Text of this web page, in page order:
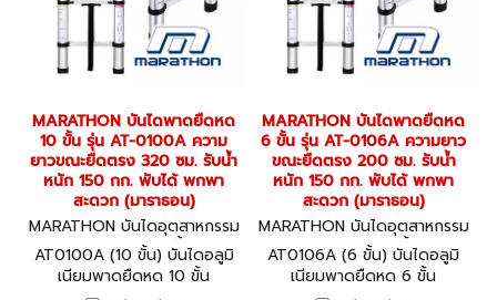
MARATHON บันไดพาดยืดหด
10 ขั้น รุ่น AT-0100A ความ
ยาวขณะยืดตรง 320 ซม. รับน้ำ
หนัก 150 กก. พับได้ พกพา
สะดวก (มาราธอน)
MARATHON บันไดอุตสาหกรรม
AT0100A (10 ขั้น)
AT0100A (10 ขั้น) บันไดอลูมิ
เนียมพาดยืดหด 10 ขั้น
MARATHON บันไดพาดยืดหด
6 ขั้น รุ่น AT-0106A ความยาว
ขณะยืดตรง 200 ซม. รับน้ำ
หนัก 150 กก. พับได้ พกพา
สะดวก (มาราธอน)
MARATHON บันไดอุตสาหกรรม
AT0106A (6 ขั้น)
AT0106A (6 ขั้น) บันไดอลูมิ
เนียมพาดยืดหด 6 ขั้น